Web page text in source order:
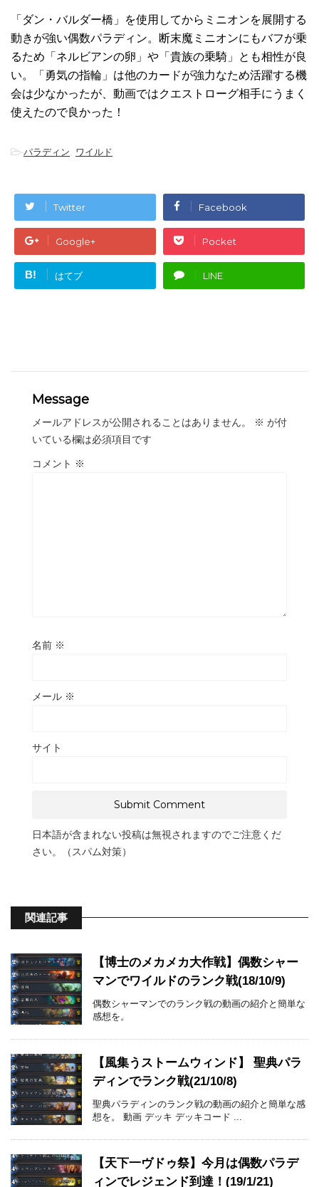
「ダン・バルダー橋」を使用してからミニオンを展開する
動きが強い偶数パラディン。断末魔ミニオンにもバフが乗
るため「ネルビアンの卵」や「貴族の乗騎」とも相性が良
い。「勇気の指輪」は他のカードが強力なため活躍する機
会は少なかったが、動画ではクエストローグ相手にうまく
使えたので良かった！
-パラディン, ワイルド
Twitter Facebook
Google+ Pocket
B! はてブ LINE
Message
メールアドレスが公開されることはありません。 ※ が付
いている欄は必須項目です
コメント ※
名前 ※
メール ※
サイト
日本語が含まれない投稿は無視されますのでご注意くだ
さい。（スパム対策）
関連記事
【博士のメカメカ大作戦】偶数シャー
マンでワイルドのランク戦(18/10/9)
偶数シャーマンでのランク戦の動画の紹介と簡単な
感想を。
【風集うストームウィンド】 聖典パラ
ディンでランク戦(21/10/8)
聖典パラディンのランク戦の動画の紹介と簡単な感
想を。 動画 デッキ デッキコード ...
【天下一ヴドゥ祭】今月は偶数パラデ
ィンでレジェンド到達！(19/1/21)